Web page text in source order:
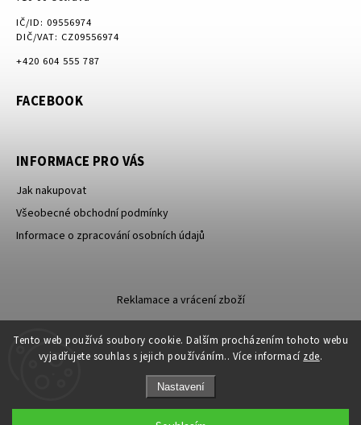
Tento web používá soubory cookie. Dalším procházením tohoto webu
vyjadřujete souhlas s jejich používáním.. Více informací zde.
Nastavení
IČ/ID: 09556974
DIČ/VAT: CZ09556974
+420 604 555 787
FACEBOOK
INFORMACE PRO VÁS
Jak nakupovat
Všeobecné obchodní podmínky
Informace o zpracování osobních údajů
Reklamace a vrácení zboží
Carevna. Všechna práva vyhrazena.
Sleva 100 Kč na